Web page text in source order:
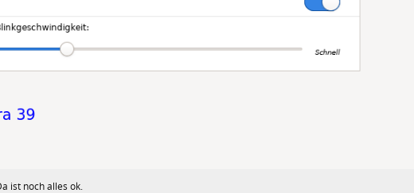
ist noch alles ok.